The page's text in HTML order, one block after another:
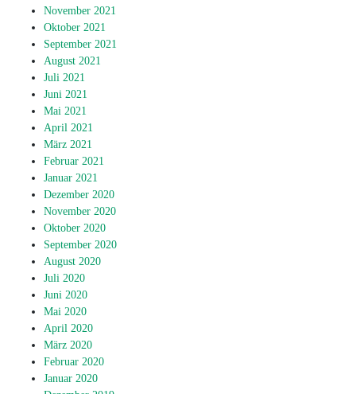
November 2021
Oktober 2021
September 2021
August 2021
Juli 2021
Juni 2021
Mai 2021
April 2021
März 2021
Februar 2021
Januar 2021
Dezember 2020
November 2020
Oktober 2020
September 2020
August 2020
Juli 2020
Juni 2020
Mai 2020
April 2020
März 2020
Februar 2020
Januar 2020